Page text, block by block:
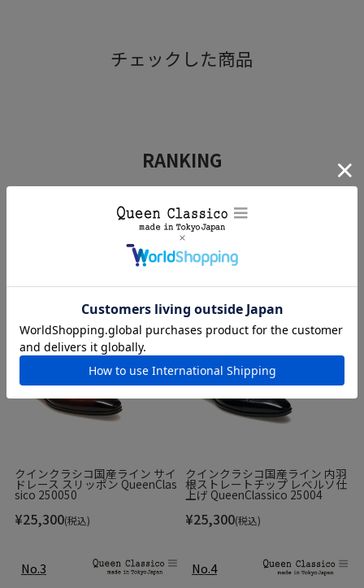
天然ゴムと、合成ゴムの2種類の靴用消しゴムのセット。
シューズシャンプー やブラシでは落としきれない、強い付
着汚れなどを落とすのに活躍します。
【使用方法】
・ツルツルの合成ゴムはスウェードなどの汚れ落としにご使
用ください。
・ボコボコした天然ゴムは、ソール部分の汚れ落としにご使
用ください。
▼サイズ
チェックした商品
RANKING
ビジネスシューズ カジュアルシューズ
スニーカー
クインクラシコ国産ライン サイ
ドレース スリッポン QueenClas
sico 250050
¥25,300(税込)
クインクラシコ国産ライン 内羽
根ストレートチップ レベルソ仕
上げ QueenClassico 25004
¥25,300(税込)